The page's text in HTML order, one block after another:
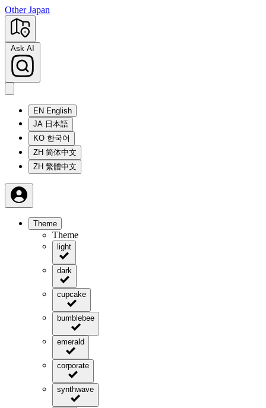
Other Japan
Ask AI
EN English
JA 日本語
KO 한국어
ZH 简体中文
ZH 繁體中文
Theme
Theme
light
dark
cupcake
bumblebee
emerald
corporate
synthwave